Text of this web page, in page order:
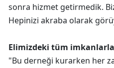
sonra hizmet getirmedik.
Hepinizi akraba olarak
Elimizdeki tüm imkanlarla
"Bu derneği kurarken her